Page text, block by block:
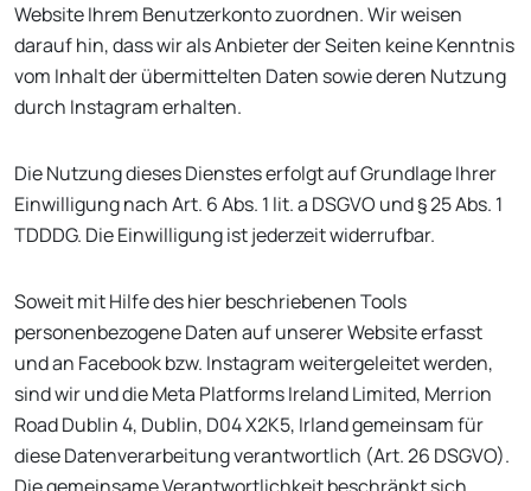
Website Ihrem Benutzerkonto zuordnen. Wir weisen
darauf hin, dass wir als Anbieter der Seiten keine Kenntnis
vom Inhalt der übermittelten Daten sowie deren Nutzung
durch Instagram erhalten.
Die Nutzung dieses Dienstes erfolgt auf Grundlage Ihrer
Einwilligung nach Art. 6 Abs. 1 lit. a DSGVO und § 25 Abs. 1
TDDDG. Die Einwilligung ist jederzeit widerrufbar.
Soweit mit Hilfe des hier beschriebenen Tools
personenbezogene Daten auf unserer Website erfasst
und an Facebook bzw. Instagram weitergeleitet werden,
sind wir und die Meta Platforms Ireland Limited, Merrion
Road Dublin 4, Dublin, D04 X2K5, Irland gemeinsam für
diese Datenverarbeitung verantwortlich (Art. 26 DSGVO).